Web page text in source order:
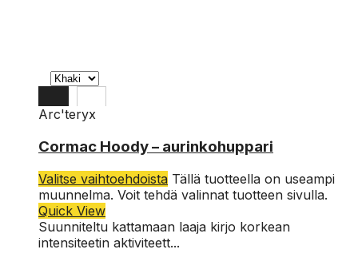
M
Arc'teryx
Cormac Hoody – aurinkohuppari
Valitse vaihtoehdoista Tällä tuotteella on useampi
muunnelma. Voit tehdä valinnat tuotteen sivulla.
Quick View
Suunniteltu kattamaan laaja kirjo korkean
intensiteetin aktiviteett...